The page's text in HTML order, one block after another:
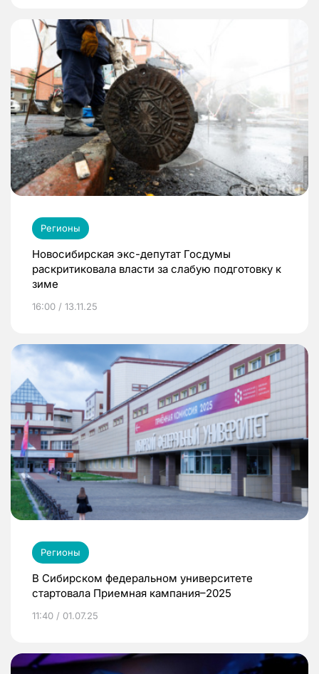
Регионы
Новосибирская экс-депутат Госдумы
раскритиковала власти за слабую подготовку к
зиме
16:00 / 13.11.25
Регионы
В Сибирском федеральном университете
стартовала Приемная кампания–2025
11:40 / 01.07.25